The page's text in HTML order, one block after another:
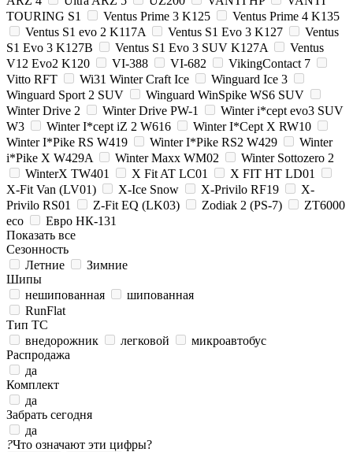
TOURING S1
Ventus Prime 3 K125
Ventus Prime 4 K135
Ventus S1 evo 2 K117A
Ventus S1 Evo 3 K127
Ventus
S1 Evo 3 K127B
Ventus S1 Evo 3 SUV K127A
Ventus
V12 Evo2 K120
VI-388 VI-682
VikingContact 7
Vitto RFT
Wi31 Winter Craft Ice
Winguard Ice 3
Winguard Sport 2 SUV
Winguard WinSpike WS6 SUV
Winter Drive 2
Winter Drive PW-1
Winter i*cept evo3 SUV
W3
Winter I*cept iZ 2 W616
Winter I*Cept X RW10
Winter I*Pike RS W419
Winter I*Pike RS2 W429
Winter
i*Pike X W429A
Winter Maxx WM02
Winter Sottozero 2
WinterX TW401
X Fit AT LC01
X FIT HT LD01
X-Fit Van (LV01)
X-Ice Snow X-Privilo RF19
X-
Privilo RS01
Z-Fit EQ (LK03) Zodiak 2 (PS-7)
ZT6000
eco
Евро НК-131
Показать все
Сезонность
Летние
Зимние
Шипы
нешипованная
шипованная
RunFlat
Тип ТС
внедорожник
легковой
микроавтобус
Распродажа
да
Комплект
да
Забрать сегодня
да
?Что означают эти цифры?